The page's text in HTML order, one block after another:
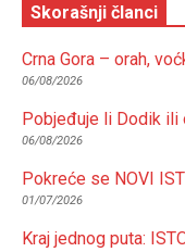
Skorašnji članci
Crna Gora – orah,
06/08/2026
Pobjeđuje li Dodik ili
06/08/2026
Pokreće se NOVI
01/07/2026
Kraj jednog puta: